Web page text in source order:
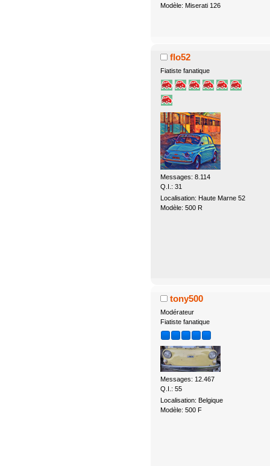
Modèle: Miserati 126
flo52
Fiatiste fanatique
Messages: 8.114
Q.I.: 31
Localisation: Haute Marne 52
Modèle: 500 R
tony500
Modérateur
Fiatiste fanatique
Messages: 12.467
Q.I.: 55
Localisation: Belgique
Modèle: 500 F